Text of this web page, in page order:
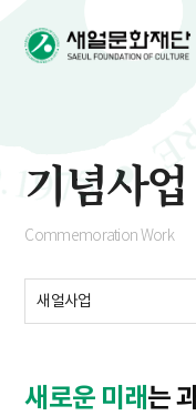
기념사업
Commemoration Work
새얼사업
새로운 미래는